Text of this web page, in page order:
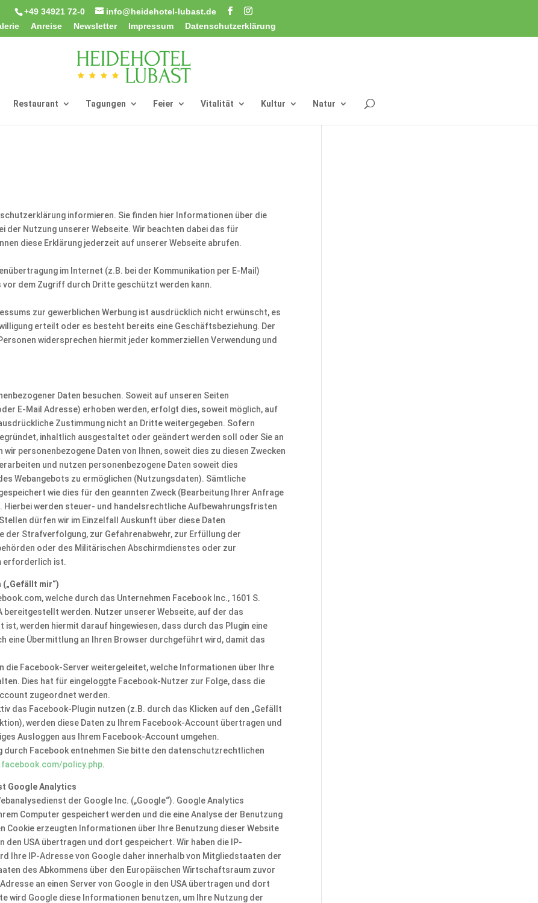
+49 34921 72-0
info@heidehotel-lubast.de
Anreise Newsletter Impressum Datenschutzerklärung
Restaurant Tagungen Feier Vitalität Kultur Natur
informieren. Sie finden hier Informationen über die
der Nutzung unserer Webseite. Wir beachten dabei das für
diese Erklärung jederzeit auf unserer Webseite abrufen.
im Internet (z.B. bei der Kommunikation per E-Mail)
dem Zugriff durch Dritte geschützt werden kann.
zur gewerblichen Werbung ist ausdrücklich nicht erwünscht, es
erteilt oder es besteht bereits eine Geschäftsbeziehung. Der
widersprechen hiermit jeder kommerziellen Verwendung und
Daten besuchen. Soweit auf unseren Seiten
E-Mail Adresse) erhoben werden, erfolgt dies, soweit möglich, auf
Zustimmung nicht an Dritte weitergegeben. Sofern
inhaltlich ausgestaltet oder geändert werden soll oder Sie an
personenbezogene Daten von Ihnen, soweit dies zu diesen Zwecken
und nutzen personenbezogene Daten soweit dies
Webangebots zu ermöglichen (Nutzungsdaten). Sämtliche
wie dies für den geannten Zweck (Bearbeitung Ihrer Anfrage
werden steuer- und handelsrechtliche Aufbewahrungsfristen
dürfen wir im Einzelfall Auskunft über diese Daten
Strafverfolgung, zur Gefahrenabwehr, zur Erfüllung der
oder des Militärischen Abschirmdienstes oder zur
erforderlich ist.
mir“)
welche durch das Unternehmen Facebook Inc., 1601 S.
bereitgestellt werden. Nutzer unserer Webseite, auf der das
werden hiermit darauf hingewiesen, dass durch das Plugin eine
eine Übermittlung an Ihren Browser durchgeführt wird, damit das
die Facebook-Server weitergeleitet, welche Informationen über Ihre
Dies hat für eingeloggte Facebook-Nutzer zur Folge, dass die
zugeordnet werden.
das Facebook-Plugin nutzen (z.B. durch das Klicken auf den „Gefällt
werden diese Daten zu Ihrem Facebook-Account übertragen und
Ausloggen aus Ihrem Facebook-Account umgehen.
Facebook entnehmen Sie bitte den datenschutzrechtlichen
policy.php.
Google Analytics
der Google Inc. („Google“). Google Analytics
Computer gespeichert werden und die eine Analyse der Benutzung
Cookie erzeugten Informationen über Ihre Benutzung dieser Website
den USA übertragen und dort gespeichert. Wir haben die IP-
Ihre IP-Adresse von Google daher innerhalb von Mitgliedstaaten der
des Abkommens über den Europäischen Wirtschaftsraum zuvor
an einen Server von Google in den USA übertragen und dort
wird Google diese Informationen benutzen, um Ihre Nutzung der